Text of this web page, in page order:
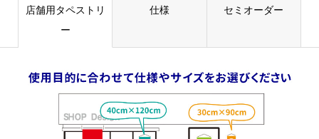
店舗用タペストリ
ー
仕様 セミオーダー